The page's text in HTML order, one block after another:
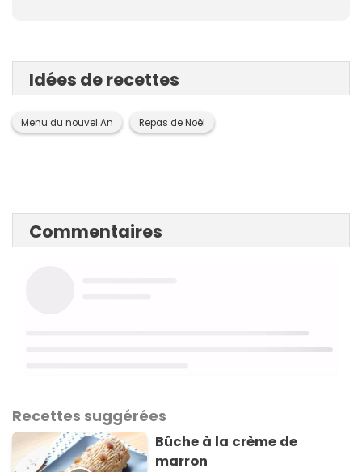
Idées de recettes
Menu du nouvel An Repas de Noël
Commentaires
Recettes suggérées
Bûche à la crème de
marron